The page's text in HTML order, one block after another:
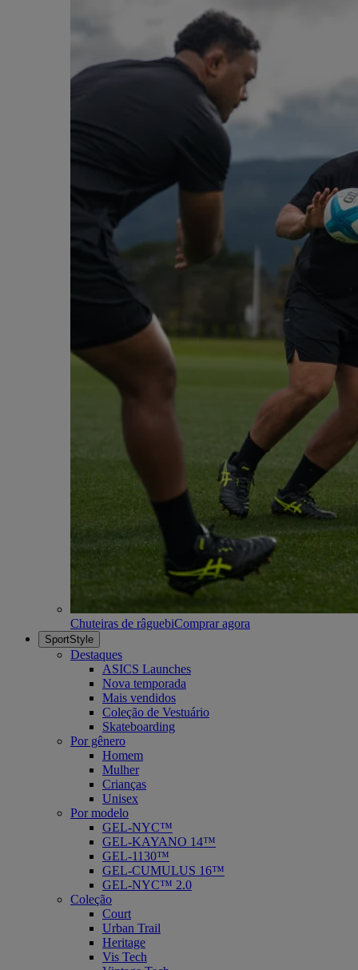
Chuteiras de râguebiComprar agora
SportStyle
Destaques
ASICS Launches
Nova temporada
Mais vendidos
Coleção de Vestuário
Skateboarding
Por gênero
Homem
Mulher
Crianças
Unisex
Por modelo
GEL-NYC™
GEL-KAYANO 14™
GEL-1130™
GEL-CUMULUS 16™
GEL-NYC™ 2.0
Coleção
Court
Urban Trail
Heritage
Vis Tech